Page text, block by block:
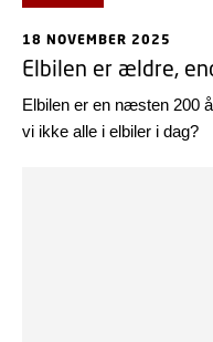
18 NOVEMBER 2025
Elbilen er ældre,
Elbilen er en næsten 200
vi ikke alle i elbiler i dag?